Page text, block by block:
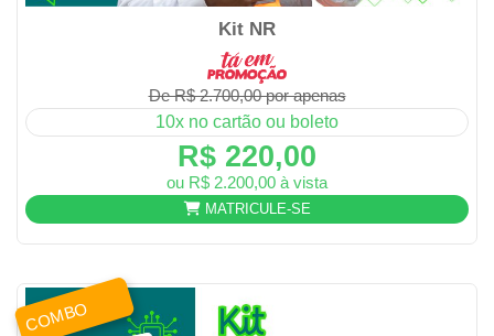
Kit NR
De R$ 2.700,00 por apenas
10x no cartão ou boleto
R$ 220,00
ou R$ 2.200,00 à vista
MATRICULE-SE
COMBO